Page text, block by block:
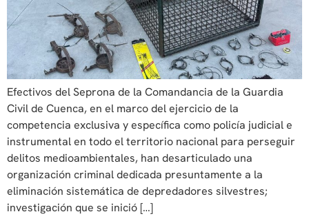
Efectivos del Seprona de la Comandancia de la Guardia
Civil de Cuenca, en el marco del ejercicio de la
competencia exclusiva y específica como policía judicial e
instrumental en todo el territorio nacional para perseguir
delitos medioambientales, han desarticulado una
organización criminal dedicada presuntamente a la
eliminación sistemática de depredadores silvestres;
investigación que se inició […]